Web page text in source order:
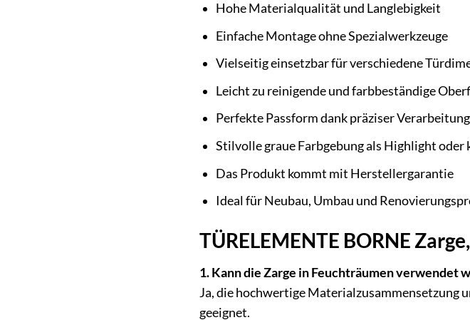
Hohe Materialqualität und Langlebigkeit
Einfache Montage ohne Spezialwerkzeuge
Vielseitig einsetzbar für verschiedene
Leicht zu reinigende und farbbeständige
Perfekte Passform dank präziser Verarbeitung
Stilvolle graue Farbgebung als Highlight oder
Das Produkt kommt mit Herstellergarantie
Ideal für Neubau, Umbau und
TÜRELEMENTE BORNE
1. Kann die Zarge in Feuchträumen verwendet
Ja, die hochwertige Materialzusammensetzung
geeignet.